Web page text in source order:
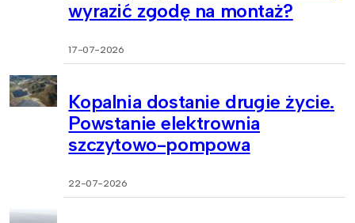
wyrazić zgodę na montaż?
17-07-2026
Kopalnia dostanie drugie życie.
Powstanie elektrownia
szczytowo-pompowa
22-07-2026